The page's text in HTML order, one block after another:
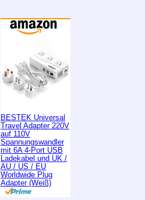
BESTEK Universal
Travel Adapter 220V
auf 110V
Spannungswandler
mit 6A 4-Port USB
Ladekabel und UK /
AU / US / EU
Worldwide Plug
Adapter (Weiß)